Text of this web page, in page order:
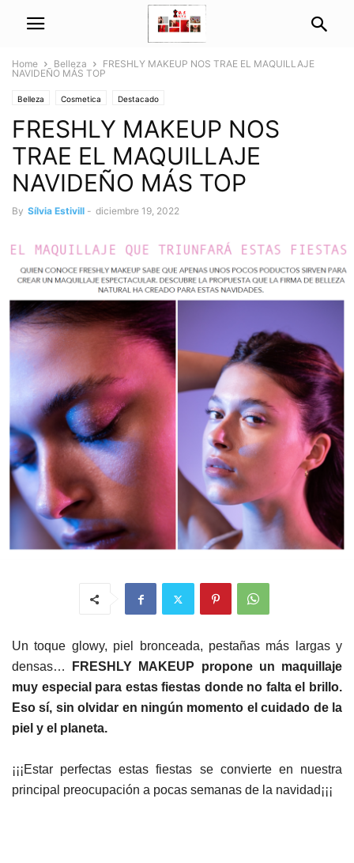
Home Belleza
FRESHLY MAKEUP NOS TRAE EL MAQUILLAJE
NAVIDEÑO MÁS TOP
Belleza Cosmetica Destacado
FRESHLY MAKEUP NOS
TRAE EL MAQUILLAJE
NAVIDEÑO MÁS TOP
By Sílvia Estivill - diciembre 19, 2022
Un toque glowy, piel bronceada, pestañas más largas y
densas…
FRESHLY MAKEUP
propone un maquillaje
muy especial para estas fiestas donde no falta el brillo.
Eso sí, sin olvidar en ningún momento el cuidado de la
piel y el planeta.
¡¡¡Estar perfectas estas fiestas se convierte en nuestra
principal preocupación a pocas semanas de la navidad¡¡¡